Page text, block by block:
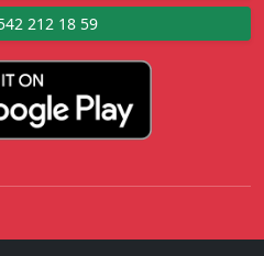
212 18 59